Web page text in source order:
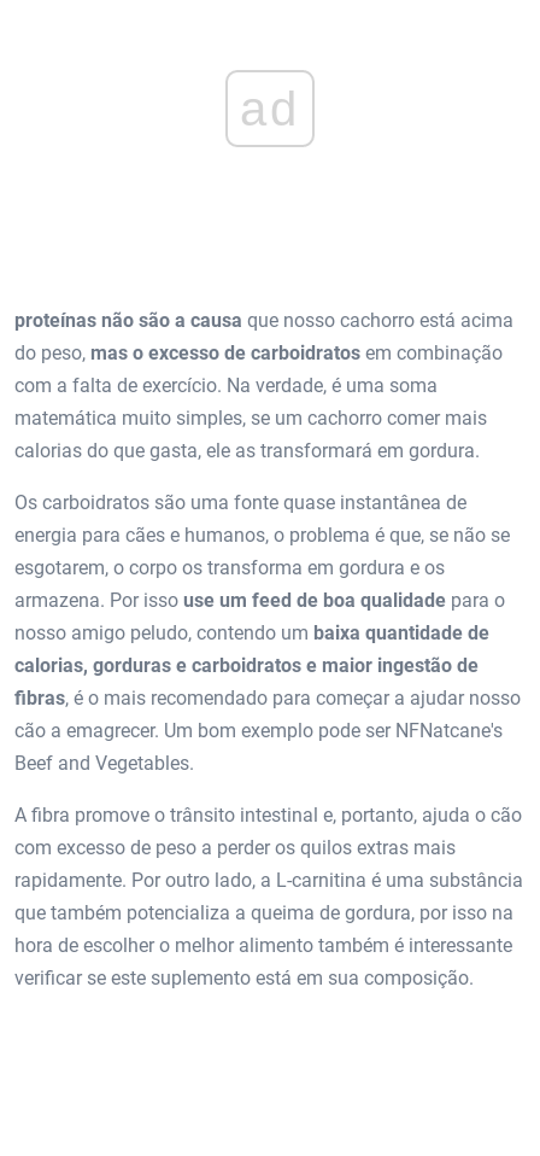
ad
proteínas não são a causa que nosso cachorro está acima
do peso, mas o excesso de carboidratos em combinação
com a falta de exercício. Na verdade, é uma soma
matemática muito simples, se um cachorro comer mais
calorias do que gasta, ele as transformará em gordura.
Os carboidratos são uma fonte quase instantânea de
energia para cães e humanos, o problema é que, se não se
esgotarem, o corpo os transforma em gordura e os
armazena. Por isso use um feed de boa qualidade para o
nosso amigo peludo, contendo um baixa quantidade de
calorias, gorduras e carboidratos e maior ingestão de
fibras, é o mais recomendado para começar a ajudar nosso
cão a emagrecer. Um bom exemplo pode ser NFNatcane's
Beef and Vegetables.
A fibra promove o trânsito intestinal e, portanto, ajuda o cão
com excesso de peso a perder os quilos extras mais
rapidamente. Por outro lado, a L-carnitina é uma substância
que também potencializa a queima de gordura, por isso na
hora de escolher o melhor alimento também é interessante
verificar se este suplemento está em sua composição.